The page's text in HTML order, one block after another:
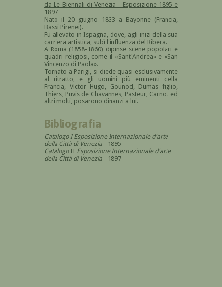
da Le Biennali di Venezia - Esposizione 1895 e
1897
Nato il 20 giugno 1833 a Bayonne (Francia,
Bassi Pirenei).
Fu allevato in Ispagna, dove, agli inizi della sua
carriera artistica, subì l'influenza del Ribera.
A Roma (1858-1860) dipinse scene popolari e
quadri religiosi, come il «Sant'Andrea» e «San
Vincenzo di Paola».
Tornato a Parigi, si diede quasi esclusivamente
al ritratto, e gli uomini più eminenti della
Francia, Victor Hugo, Gounod, Dumas figlio,
Thiers, Puvis de Chavannes, Pasteur, Carnot ed
altri molti, posarono dinanzi a lui.
Bibliografia
Catalogo I Esposizione Internazionale d'arte
della Città di Venezia - 1895
CatalogoII Esposizione Internazionale d'arte
della Città di Venezia - 1897